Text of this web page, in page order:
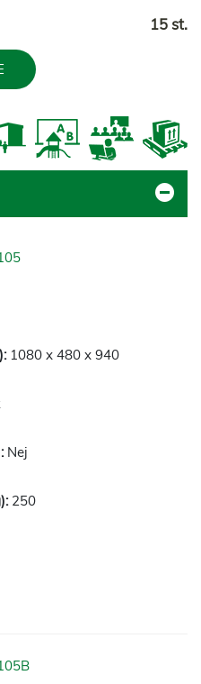
15 st.
1080 x 480 x 940
Nej
250